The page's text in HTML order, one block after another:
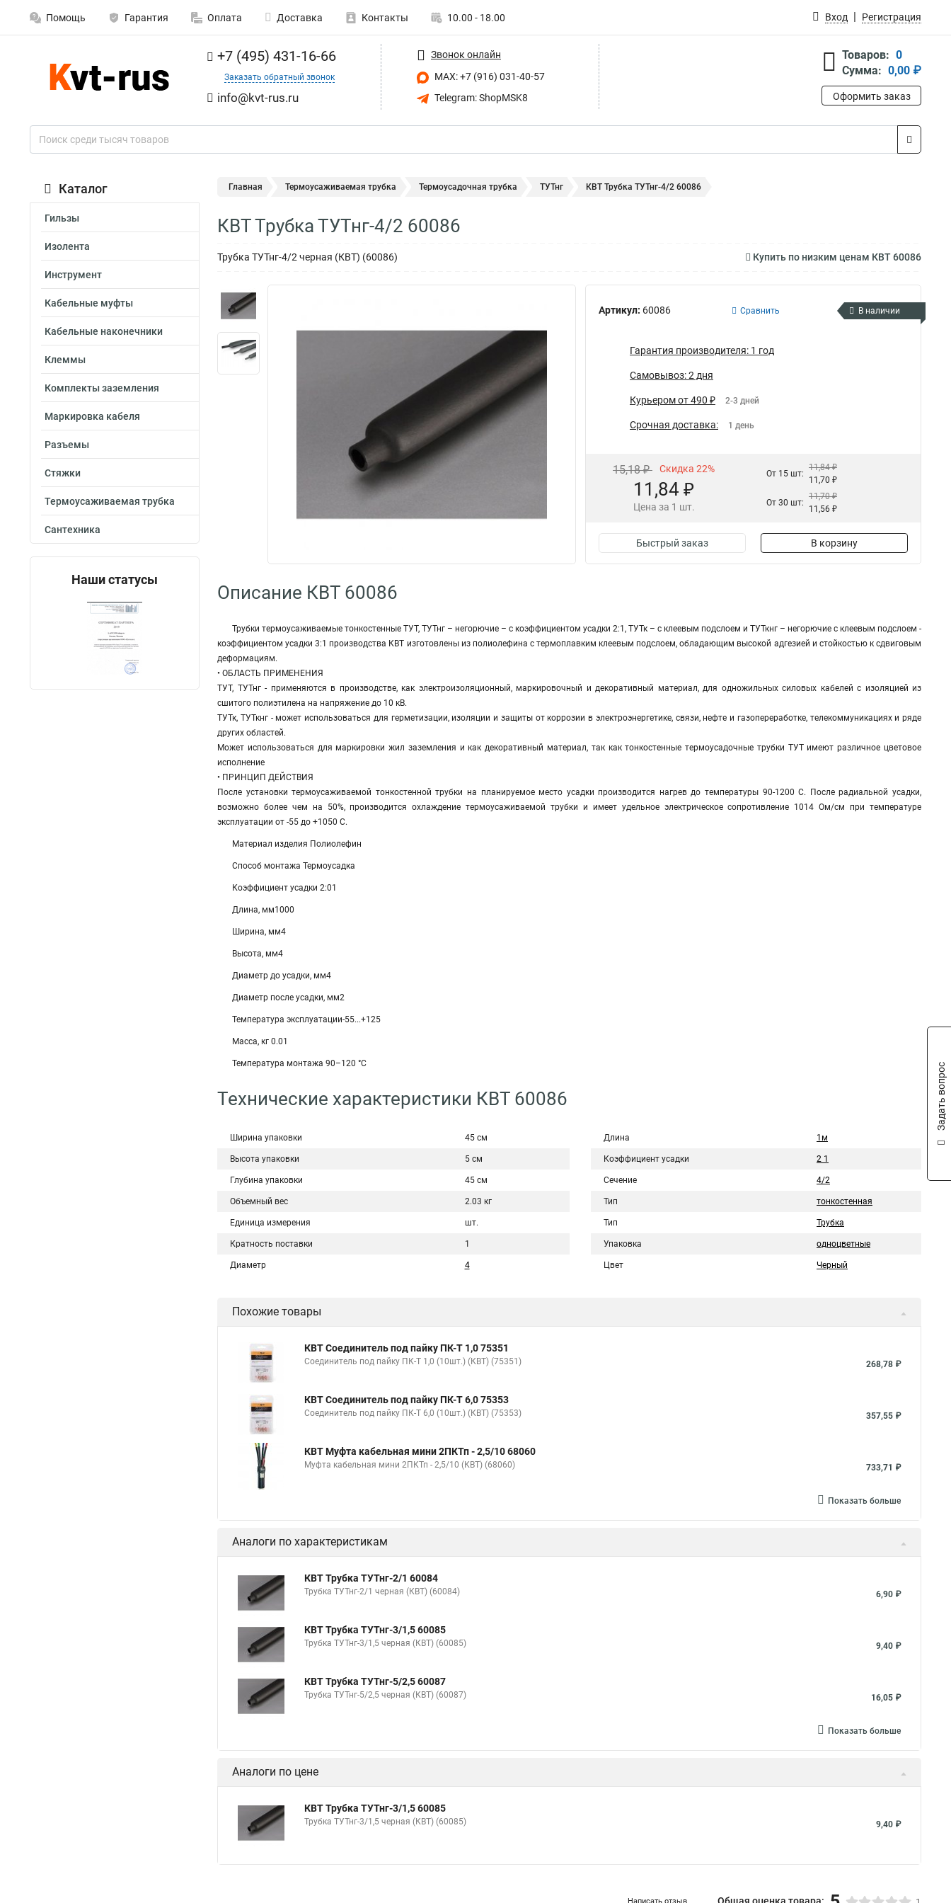
Помощь Гарантия Оплата Доставка Контакты 10.00 - 18.00 Вход Регистрация
+7 (495) 431-16-66
Заказать обратный звонок
info@kvt-rus.ru
Звонок онлайн
MAX: +7 (916) 031-40-57
Telegram: ShopMSK8
Товаров: 0
Сумма: 0,00 ₽
Оформить заказ
Каталог
Гильзы
Изолента
Инструмент
Кабельные муфты
Кабельные наконечники
Клеммы
Комплекты заземления
Маркировка кабеля
Разъемы
Стяжки
Термоусаживаемая трубка
Сантехника
Наши статусы
Главная Термоусаживаемая трубка Термоусадочная трубка ТУТнг КВТ Трубка ТУТнг-4/2 60086
КВТ Трубка ТУТнг-4/2 60086
Трубка ТУТнг-4/2 черная (КВТ) (60086) Купить по низким ценам КВТ 60086
Артикул: 60086 Сравнить В наличии
Гарантия производителя: 1 год
Самовывоз: 2 дня
Курьером от 490 ₽ 2-3 дней
Срочная доставка: 1 день
15,18 ₽ Скидка 22%
11,84 ₽
Цена за 1 шт.
От 15 шт:
11,84 ₽
11,70 ₽
От 30 шт:
11,70 ₽
11,56 ₽
Быстрый заказ В корзину
Описание КВТ 60086
Трубки термоусаживаемые тонкостенные ТУТ, ТУТнг – негорючие – с коэффициентом усадки 2:1, ТУТк – с клеевым подслоем и ТУТкнг – негорючие с клеевым подслоем -
коэффициентом усадки 3:1 производства КВТ изготовлены из полиолефина с термоплавким клеевым подслоем, обладающим высокой адгезией и стойкостью к сдвиговым
деформациям.
• ОБЛАСТЬ ПРИМЕНЕНИЯ
ТУТ, ТУТнг - применяются в производстве, как электроизоляционный, маркировочный и декоративный материал, для одножильных силовых кабелей с изоляцией из
сшитого полиэтилена на напряжение до 10 кВ.
ТУТк, ТУТкнг - может использоваться для герметизации, изоляции и защиты от коррозии в электроэнергетике, связи, нефте и газопереработке, телекоммуникациях и ряде
других областей.
Может использоваться для маркировки жил заземления и как декоративный материал, так как тонкостенные термоусадочные трубки ТУТ имеют различное цветовое
исполнение
• ПРИНЦИП ДЕЙСТВИЯ
После установки термоусаживаемой тонкостенной трубки на планируемое место усадки производится нагрев до температуры 90-1200 С. После радиальной усадки,
возможно более чем на 50%, производится охлаждение термоусаживаемой трубки и имеет удельное электрическое сопротивление 1014 Ом/см при температуре
эксплуатации от -55 до +1050 С.
Материал изделия Полиолефин
Способ монтажа Термоусадка
Коэффициент усадки 2:01
Длина, мм1000
Ширина, мм4
Высота, мм4
Диаметр до усадки, мм4
Диаметр после усадки, мм2
Температура эксплуатации-55...+125
Масса, кг 0.01
Температура монтажа 90–120 °C
Технические характеристики КВТ 60086
Ширина упаковки 45 см
Высота упаковки 5 см
Глубина упаковки 45 см
Объемный вес 2.03 кг
Единица измерения шт.
Кратность поставки 1
Диаметр 4
Длина 1м
Коэффициент усадки 2 1
Сечение 4/2
Тип тонкостенная
Тип Трубка
Упаковка одноцветные
Цвет Черный
Похожие товары
КВТ Соединитель под пайку ПК-Т 1,0 75351
Соединитель под пайку ПК-Т 1,0 (10шт.) (КВТ) (75351) 268,78 ₽
КВТ Соединитель под пайку ПК-Т 6,0 75353
Соединитель под пайку ПК-Т 6,0 (10шт.) (КВТ) (75353) 357,55 ₽
КВТ Муфта кабельная мини 2ПКТп - 2,5/10 68060
Муфта кабельная мини 2ПКТп - 2,5/10 (КВТ) (68060) 733,71 ₽
Показать больше
Аналоги по характеристикам
КВТ Трубка ТУТнг-2/1 60084
Трубка ТУТнг-2/1 черная (КВТ) (60084) 6,90 ₽
КВТ Трубка ТУТнг-3/1,5 60085
Трубка ТУТнг-3/1,5 черная (КВТ) (60085) 9,40 ₽
КВТ Трубка ТУТнг-5/2,5 60087
Трубка ТУТнг-5/2,5 черная (КВТ) (60087) 16,05 ₽
Показать больше
Аналоги по цене
КВТ Трубка ТУТнг-3/1,5 60085
Трубка ТУТнг-3/1,5 черная (КВТ) (60085) 9,40 ₽
Написать отзыв
Задать вопрос